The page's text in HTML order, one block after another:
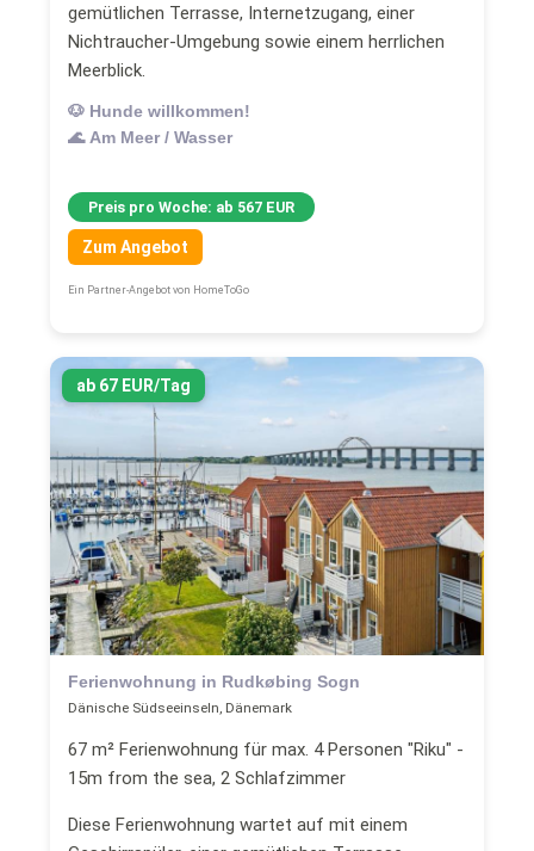
gemütlichen Terrasse, Internetzugang, einer
Nichtraucher-Umgebung sowie einem herrlichen
Meerblick.
🐶 Hunde willkommen!
🌊 Am Meer / Wasser
Preis pro Woche: ab 567 EUR
Zum Angebot
Ein Partner-Angebot von HomeToGo
ab 67 EUR/Tag
Ferienwohnung in Rudkøbing Sogn
Dänische Südseeinseln, Dänemark
67 m² Ferienwohnung für max. 4 Personen "Riku" -
15m from the sea, 2 Schlafzimmer
Diese Ferienwohnung wartet auf mit einem